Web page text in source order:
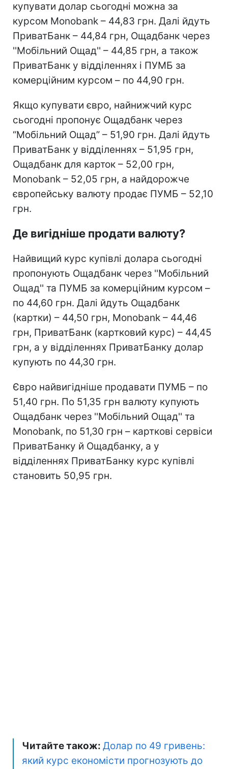
купувати долар сьогодні можна за
курсом Monobank – 44,83 грн. Далі йдуть
ПриватБанк – 44,84 грн, Ощадбанк через
''Мобільний Ощад'' – 44,85 грн, а також
ПриватБанк у відділеннях і ПУМБ за
комерційним курсом – по 44,90 грн.
Якщо купувати євро, найнижчий курс
сьогодні пропонує Ощадбанк через
“Мобільний Ощад” – 51,90 грн. Далі йдуть
ПриватБанк у відділеннях – 51,95 грн,
Ощадбанк для карток – 52,00 грн,
Monobank – 52,05 грн, а найдорожче
європейську валюту продає ПУМБ – 52,10
грн.
Де вигідніше продати валюту?
Найвищий курс купівлі долара сьогодні
пропонують Ощадбанк через ''Мобільний
Ощад'' та ПУМБ за комерційним курсом –
по 44,60 грн. Далі йдуть Ощадбанк
(картки) – 44,50 грн, Monobank – 44,46
грн, ПриватБанк (картковий курс) – 44,45
грн, а у відділеннях ПриватБанку долар
купують по 44,30 грн.
Євро найвигідніше продавати ПУМБ – по
51,40 грн. По 51,35 грн валюту купують
Ощадбанк через ''Мобільний Ощад'' та
Monobank, по 51,30 грн – карткові сервіси
ПриватБанку й Ощадбанку, а у
відділеннях ПриватБанку курс купівлі
становить 50,95 грн.
Читайте також: Долар по 49 гривень:
який курс економісти прогнозують до